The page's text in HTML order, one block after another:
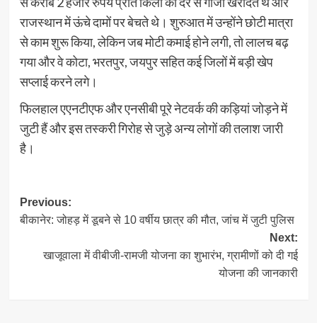
राजस्थान में ऊंचे दामों पर बेचते थे। शुरुआत में उन्होंने छोटी मात्रा
से काम शुरू किया, लेकिन जब मोटी कमाई होने लगी, तो लालच बढ़
गया और वे कोटा, भरतपुर, जयपुर सहित कई जिलों में बड़ी खेप
सप्लाई करने लगे।
फिलहाल एएनटीएफ और एनसीबी पूरे नेटवर्क की कड़ियां जोड़ने में
जुटी हैं और इस तस्करी गिरोह से जुड़े अन्य लोगों की तलाश जारी
है।
Post
navigation
Previous:
बीकानेर: जोहड़ में डूबने से 10 वर्षीय छात्र की मौत, जांच में जुटी पुलिस
Next:
खाजूवाला में वीबीजी-रामजी योजना का शुभारंभ, ग्रामीणों को दी गई
योजना की जानकारी